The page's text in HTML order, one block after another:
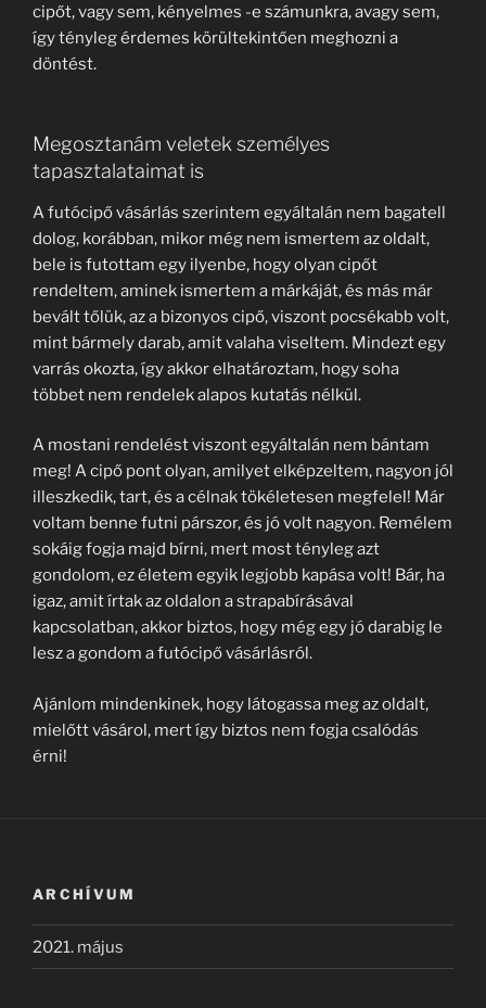
cipőt, vagy sem, kényelmes -e számunkra, avagy sem,
így tényleg érdemes körültekintően meghozni a
döntést.
Megosztanám veletek személyes
tapasztalataimat is
A futócipő vásárlás szerintem egyáltalán nem bagatell
dolog, korábban, mikor még nem ismertem az oldalt,
bele is futottam egy ilyenbe, hogy olyan cipőt
rendeltem, aminek ismertem a márkáját, és más már
bevált tőlük, az a bizonyos cipő, viszont pocsékabb volt,
mint bármely darab, amit valaha viseltem. Mindezt egy
varrás okozta, így akkor elhatároztam, hogy soha
többet nem rendelek alapos kutatás nélkül.
A mostani rendelést viszont egyáltalán nem bántam
meg! A cipő pont olyan, amilyet elképzeltem, nagyon jól
illeszkedik, tart, és a célnak tökéletesen megfelel! Már
voltam benne futni párszor, és jó volt nagyon. Remélem
sokáig fogja majd bírni, mert most tényleg azt
gondolom, ez életem egyik legjobb kapása volt! Bár, ha
igaz, amit írtak az oldalon a strapabírásával
kapcsolatban, akkor biztos, hogy még egy jó darabig le
lesz a gondom a futócipő vásárlásról.
Ajánlom mindenkinek, hogy látogassa meg az oldalt,
mielőtt vásárol, mert így biztos nem fogja csalódás
érni!
ARCHÍVUM
2021. május